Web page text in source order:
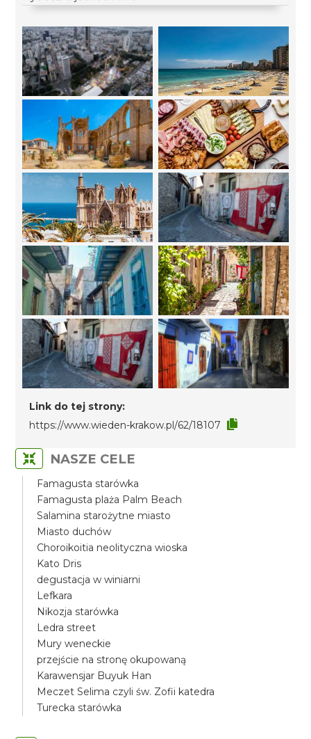
Link do tej strony:
https://www.wieden-krakow.pl/62/18107
NASZE CELE
Famagusta starówka
Famagusta plaża Palm Beach
Salamina starożytne miasto
Miasto duchów
Choroikoitia neolityczna wioska
Kato Dris
degustacja w winiarni
Lefkara
Nikozja starówka
Ledra street
Mury weneckie
przejście na stronę okupowaną
Karawensjar Buyuk Han
Meczet Selima czyli św. Zofii katedra
Turecka starówka